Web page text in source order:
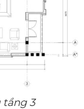
tầng 3